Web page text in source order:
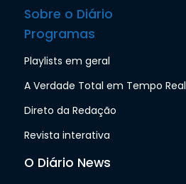
Sobre o Diário
Programas
Playlists em geral
A Verdade Total em Tempo Real
Direto da Redação
Revista interativa
O Diário News